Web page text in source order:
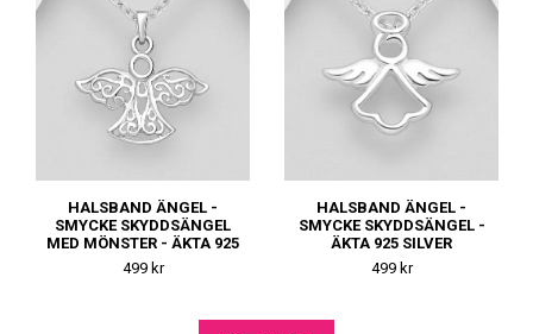
HALSBAND ÄNGEL -
SMYCKE SKYDDSÄNGEL
MED MÖNSTER - ÄKTA 925
SILVER
499 kr
HALSBAND ÄNGEL -
SMYCKE SKYDDSÄNGEL -
ÄKTA 925 SILVER
499 kr